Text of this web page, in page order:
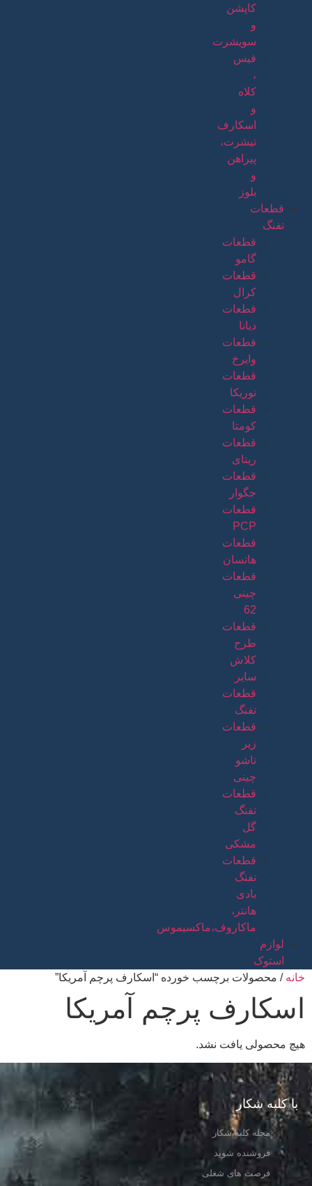
کاپشن
و
سویشرت
فیس
،
کلاه
و
اسکارف
تیشرت،
پیراهن
و
بلوز
قطعات
تفنگ
قطعات
گامو
قطعات
کرال
قطعات
دیانا
قطعات
وایرخ
قطعات
نوریکا
قطعات
کومتا
قطعات
ریتای
قطعات
جگوار
قطعات
PCP
قطعات
هاتسان
قطعات
چینی
62
قطعات
طرح
کلاش
سایر
قطعات
تفنگ
قطعات
زیر
تاشو
چینی
قطعات
تفنگ
گل
مشکی
قطعات
تفنگ
بادی
هانتر،
ماکاروف،ماکسیموس
لوازم
استوک
خانه / محصولات برچسب خورده “اسکارف پرچم آمریکا”
اسکارف پرچم آمریکا
هیچ محصولی یافت نشد.
با کلبه شکار
مجله کلبه شکار
فروشنده شوید
فرصت های شغلی